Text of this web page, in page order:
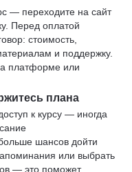
— переходите на сайт
Перед оплатой
стоимость,
и поддержку.
платформе или
плана
к курсу — иногда
шансов дойти
или выбрать
— это поможет